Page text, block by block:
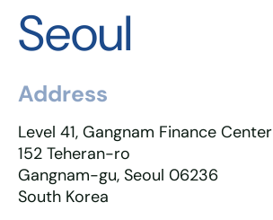
Seoul
Address
Level 41, Gangnam Finance Center
152 Teheran-ro
Gangnam-gu, Seoul 06236
South Korea